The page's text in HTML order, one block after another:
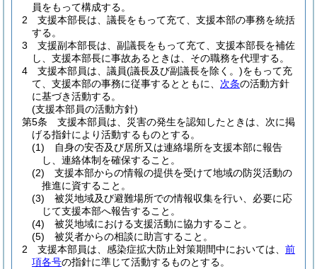
員をもって構成する。
2
支援本部長は、議長をもって充て、支援本部の事務を統括
する。
3
支援副本部長は、副議長をもって充て、支援本部長を補佐
し、支援本部長に事故あるときは、その職務を代理する。
4
支援本部員は、議員(議長及び副議長を除く。)をもって充
て、支援本部の事務に従事するとともに、 次条の活動方針
に基づき活動する。
(支援本部員の活動方針)
第5条
支援本部員は、災害の発生を認知したときは、次に掲
げる指針により活動するものとする。
(1)
自身の安否及び居所又は連絡場所を支援本部に報告
し、連絡体制を確保すること。
(2)
支援本部からの情報の提供を受けて地域の防災活動の
推進に資すること。
(3)
被災地域及び避難場所での情報収集を行い、必要に応
じて支援本部へ報告すること。
(4)
被災地域における支援活動に協力すること。
(5)
被災者からの相談に助言すること。
2
支援本部員は、感染症拡大防止対策期間中においては、 前
項各号の指針に準じて活動するものとする。